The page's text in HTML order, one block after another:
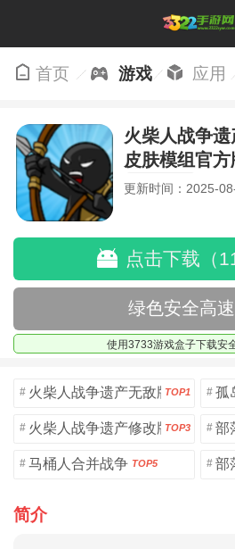
首页 游戏 应用
火柴人战争
皮肤模组官方
v2022.1.15
更新时间：2025-
点击下载（
绿色安全高
使用3733游戏盒子下载安
# 火柴人战争遗产无敌版TOP1 # 孤
# 火柴人战争遗产修改版TOP3 # 部
# 马桶人合并战争 TOP5 # 部
简介